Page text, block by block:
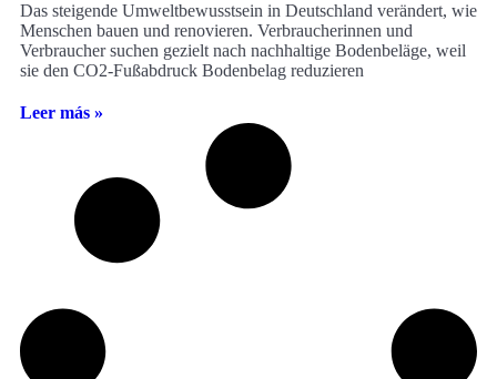
Das steigende Umweltbewusstsein in Deutschland verändert, wie
Menschen bauen und renovieren. Verbraucherinnen und
Verbraucher suchen gezielt nach nachhaltige Bodenbeläge, weil
sie den CO2-Fußabdruck Bodenbelag reduzieren
Leer más »